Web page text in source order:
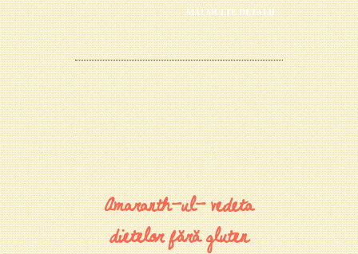
MAI MULTE DETALII
Amaranth-ul- vedeta
dietelor fără gluten